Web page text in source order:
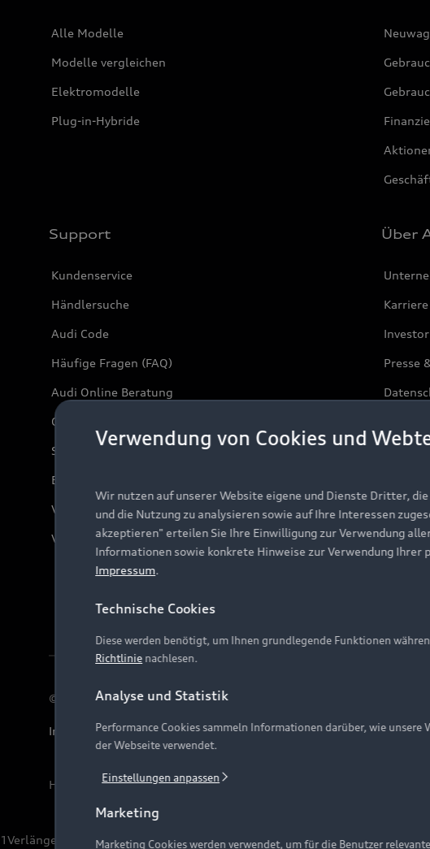
Alle Modelle
Modelle vergleichen
Elektromodelle
Plug-in-Hybride
Support
Kundenservice
Händlersuche
Audi Code
Häufige Fragen (FAQ)
Audi Online Beratung
Online-Terminvereinbarung
Servicekontakt
Bordbuch & Bedienungsanleitungen
Verträge kündigen
Vertrag widerrufen
Über
Karriere
Presse
© 2026 AUDI AG. Alle Rechte vorbehalten
Impressum Rechtliches Hinweisgebersystem
Hinweis: Die aktuelle Darstellung und Anordnung der Embleme
1Verlängerung vorbehalten.
Verwendung von Cookies und
Wir nutzen auf unserer Website eigene und Dienste Dritter,
und die Nutzung zu analysieren sowie auf Ihre Interessen
akzeptieren" erteilen Sie Ihre Einwilligung zur Verwendung
Informationen sowie konkrete Hinweise zur Verwendung Ihrer
Impressum.
Technische Cookies
Diese werden benötigt, um Ihnen grundlegende Funktionen
Richtlinie nachlesen.
Analyse und Statistik
Performance Cookies sammeln Informationen darüber, wie unsere
der Webseite verwendet.
Einstellungen anpassen
Marketing
Marketing Cookies werden verwendet, um für die Benutzer